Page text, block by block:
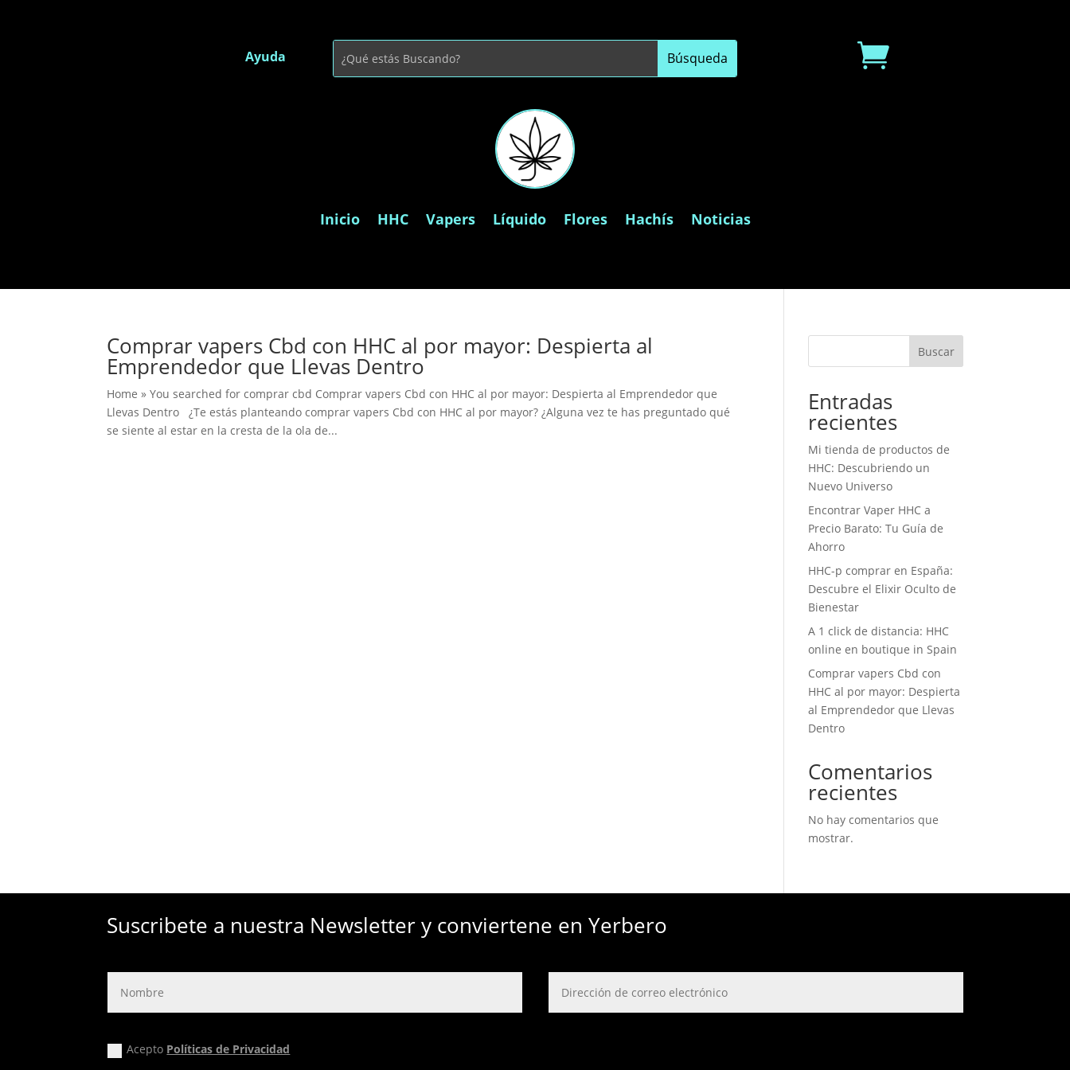
Ayuda 
Inicio HHC Vapers Líquido Flores Hachís Noticias
Comprar vapers Cbd con HHC al por mayor: Despierta al
Emprendedor que Llevas Dentro
Home » You searched for comprar cbd Comprar vapers Cbd con HHC al por mayor: Despierta al Emprendedor que
Llevas Dentro ¿Te estás planteando comprar vapers Cbd con HHC al por mayor? ¿Alguna vez te has preguntado qué
se siente al estar en la cresta de la ola de...
Buscar
Entradas
recientes
Mi tienda de productos de
HHC: Descubriendo un
Nuevo Universo
Encontrar Vaper HHC a
Precio Barato: Tu Guía de
Ahorro
HHC-p comprar en España:
Descubre el Elixir Oculto de
Bienestar
A 1 click de distancia: HHC
online en boutique in Spain
Comprar vapers Cbd con
HHC al por mayor: Despierta
al Emprendedor que Llevas
Dentro
Comentarios
recientes
No hay comentarios que
mostrar.
Suscribete a nuestra Newsletter y conviertene en Yerbero
Acepto Políticas de Privacidad